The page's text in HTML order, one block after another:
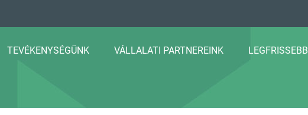
TEVÉKENYSÉGÜNK VÁLLALATI PARTNEREINK LEGFRISSEBB